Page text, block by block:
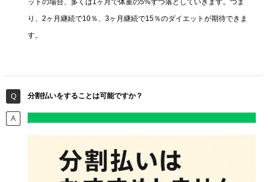
ットの場合、多くは1ヶ月で体重の5%ずつ落としていきます。つま
り、2ヶ月継続で10％、3ヶ月継続で15％のダイエットが期待できま
す。
分割払いをすることは可能ですか？